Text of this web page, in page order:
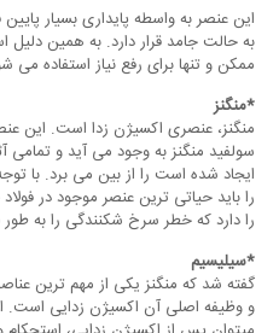
این عنصر به واسطه پایداری بسیار
به حالت جامد قرار دارد. به همین
ممکن و تنها برای رفع نیاز استفاده می
*منگنز
منگنز، عنصری اکسیژن زدا است. این
سولفید منگنز به وجود می آید و تمامی
ایجاد شده است را از بین می برد. با
را باید حیاتی ترین عنصر موجود در
را دارد که خطر سرخ شکنندگی را به
*سیلیسیم
گفته شد که منگنز یکی از مهم ترین
و وظیفه اصلی آن اکسیژن زدایی است.